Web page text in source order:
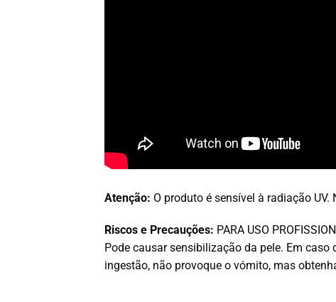
Atenção: O produto é sensível à radiação
Riscos e Precauções: PARA USO
Pode causar sensibilização da pele. Em
ingestão, não provoque o vómito, mas